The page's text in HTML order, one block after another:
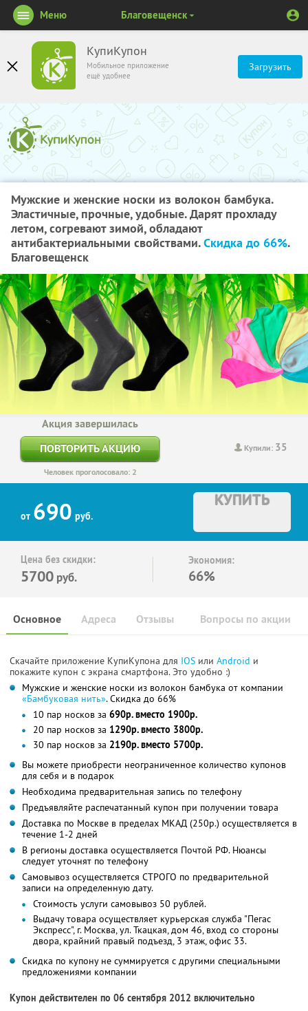
КупиКупон
Мобильное приложение
ещё удобнее
Загрузить
Меню Благовещенск
Мужские и женские носки из волокон бамбука.
Эластичные, прочные, удобные. Дарят прохладу
летом, согревают зимой, обладают
антибактериальными свойствами.Скидка до 66%.
Благовещенск
Купили: 35
Акция завершилась
ПОВТОРИТЬ АКЦИЮ
Человек проголосовало: 2
от 690 руб.
КУПИТЬ
Цена без скидки:
5700 руб.
Экономия:
66%
Основное Отзывы Вопросы по акции
Адреса
Скачайте приложение КупиКупона для IOS или Android и
покажите купон с экрана смартфона. Это удобно :)
Мужские и женские носки из волокон бамбука от компании
«Бамбуковая нить». Скидка до 66%
10 пар носков за 690р. вместо 1900р.
20 пар носков за 1290р. вместо 3800р.
30 пар носков за 2190р. вместо 5700р.
Вы можете приобрести неограниченное количество купонов
для себя и в подарок
Необходима предварительная запись по телефону
Предъявляйте распечатанный купон при получении товара
Доставка по Москве в пределах МКАД (250р.) осуществляется в
течение 1-2 дней
В регионы доставка осуществляется Почтой РФ. Нюансы
следует уточнят по телефону
Самовывоз осуществляется СТРОГО по предварительной
записи на определенную дату.
Стоимость услуги самовывоз 50 рублей.
Выдачу товара осуществляет курьерская служба "Пегас
Экспресс", г. Москва, ул. Ткацкая, дом 46, вход со стороны
двора, крайний правый подъезд, 3 этаж, офис 33.
Скидка по купону не суммируется с другими специальными
предложениями компании
Купон действителен по 06 сентября 2012 включительно